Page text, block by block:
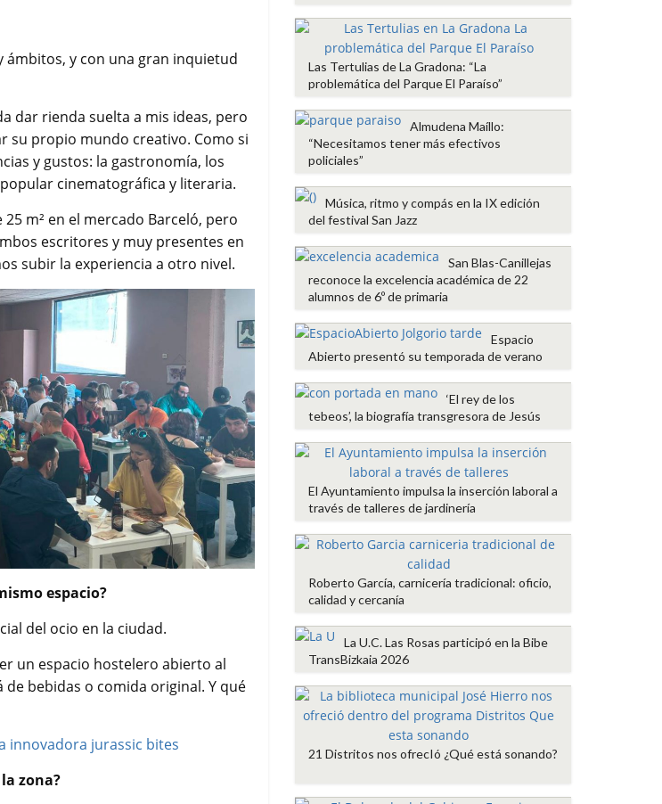
ámbitos, y con una gran inquietud
dar rienda suelta a mis ideas, pero
su propio mundo creativo. Como si
y gustos: la gastronomía, los
cinematográfica y literaria.
m² en el mercado Barceló, pero
escritores y muy presentes en
subir la experiencia a otro nivel.
espacio?
del ocio en la ciudad.
un espacio hostelero abierto al
bebidas o comida original. Y qué
zona?
Las Tertulias de La Gradona: “La
problemática del Parque El Paraíso”
Almudena Maíllo:
“Necesitamos tener más efectivos
policiales”
Música, ritmo y compás en la IX edición
del festival San Jazz
San Blas-Canillejas
reconoce la excelencia académica de 22
alumnos de 6º de primaria
Espacio
Abierto presentó su temporada de verano
‘El rey de los
tebeos’, la biografía transgresora de Jesús
El Ayuntamiento impulsa la inserción laboral a
través de talleres de jardinería
Roberto García, carnicería tradicional: oficio,
calidad y cercanía
La U.C. Las Rosas participó en la Bibe
TransBizkaia 2026
21 Distritos nos ofrecIó ¿Qué está sonando?